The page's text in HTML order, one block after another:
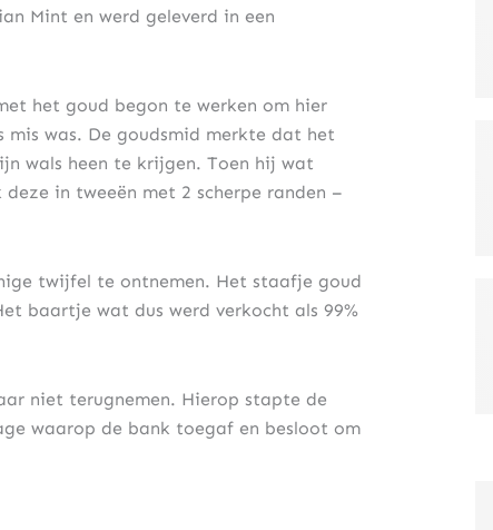
Mint en werd geleverd in een
het goud begon te werken om hier
was. De goudsmid merkte dat het
wals heen te krijgen. Toen hij wat
in tweeën met 2 scherpe randen –
twijfel te ontnemen. Het staafje goud
baartje wat dus werd verkocht als 99%
niet terugnemen. Hierop stapte de
waarop de bank toegaf en besloot om